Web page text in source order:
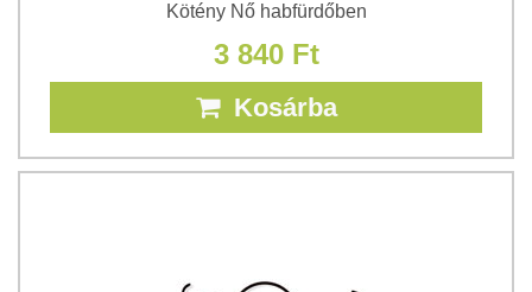
Kötény Nő habfürdőben
3 840 Ft
Kosárba